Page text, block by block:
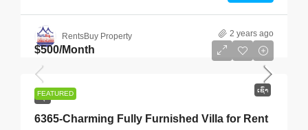
RentsBuy Property 2 years ago
FEATURED ເຊົ່າ
$500/Month
ເຊົ່າ
6365-Charming Fully Furnished Villa for Rent